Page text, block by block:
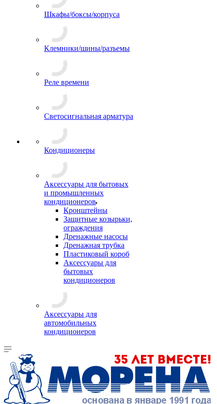
Шкафы/боксы/корпуса
Клемники/шины/разъемы
Реле времени
Светосигнальная арматура
Кондиционеры
Аксессуары для бытовых
и промышленных
кондиционеров
Кронштейны
Защитные козырьки,
ограждения
Дренажные насосы
Дренажная трубка
Пластиковый короб
Аксессуары для
бытовых
кондиционеров
Аксессуары для
автомобильных
кондиционеров